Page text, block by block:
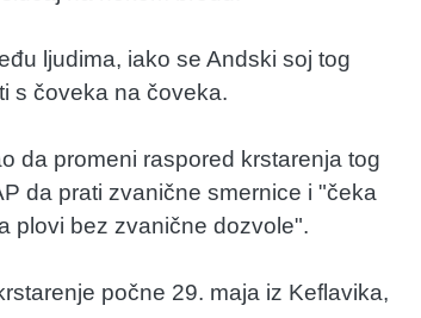
ljudima, iako se Andski soj tog
s čoveka na čoveka.
da promeni raspored krstarenja tog
da prati zvanične smernice i "čeka
plovi bez zvanične dozvole".
počne 29. maja iz Keflavika,